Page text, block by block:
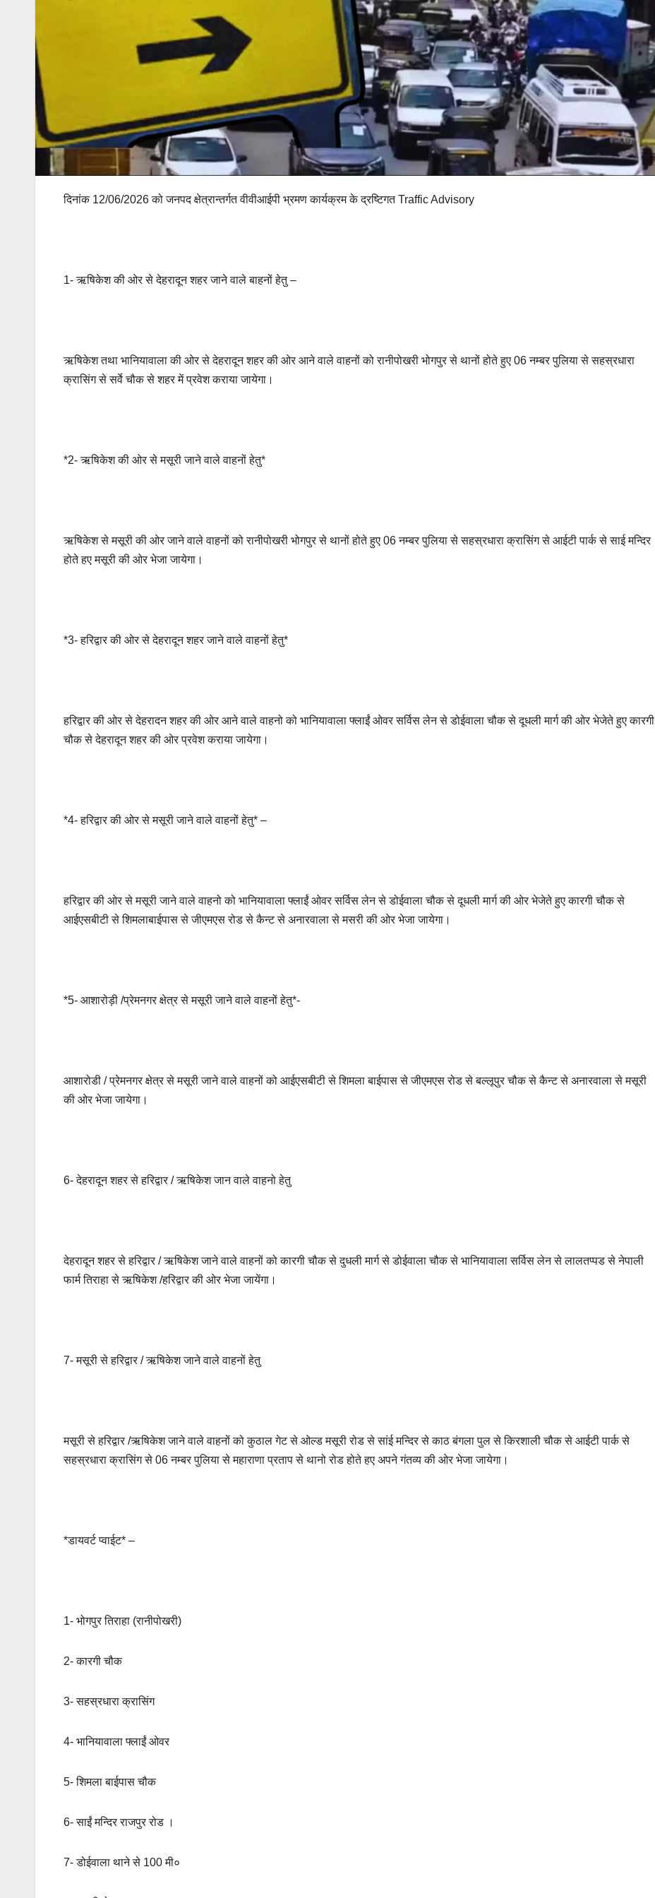
दिनांक 12/06/2026 को जनपद क्षेत्रान्तर्गत वीवीआईपी भ्रमण कार्यक्रम के द्रष्टिगत Traffic Advisory
1- ऋषिकेश की ओर से देहरादून शहर जाने वाले बाहनों हेतु –
ऋषिकेश तथा भानियावाला की ओर से देहरादून शहर की ओर आने वाले वाहनों को रानीपोखरी भोगपुर से थानों होते हुए 06 नम्बर पुलिया से सहस्रधारा
क्रासिंग से सर्वे चौक से शहर में प्रवेश कराया जायेगा।
*2- ऋषिकेश की ओर से मसूरी जाने वाले वाहनों हेतु*
ऋषिकेश से मसूरी की ओर जाने वाले वाहनों को रानीपोखरी भोगपुर से थानों होते हुए 06 नम्बर पुलिया से सहस्रधारा क्रासिंग से आईटी पार्क से साई मन्दिर
होते हए मसूरी की ओर भेजा जायेगा।
*3- हरिद्वार की ओर से देहरादून शहर जाने वाले वाहनों हेतु*
हरिद्वार की ओर से देहरादन शहर की ओर आने वाले वाहनो को भानियावाला फ्लाईं ओवर सर्विस लेन से डोईवाला चौक से दूधली मार्ग की ओर भेजेते हुए कारगी
चौक से देहरादून शहर की ओर प्रवेश कराया जायेगा।
*4- हरिद्वार की ओर से मसूरी जाने वाले वाहनों हेतु* –
हरिद्वार की ओर से मसूरी जाने वाले वाहनो को भानियावाला फ्लाईं ओवर सर्विस लेन से डोईवाला चौक से दूधली मार्ग की ओर भेजेते हुए कारगी चौक से
आईएसबीटी से शिमलाबाईपास से जीएमएस रोड से कैन्ट से अनारवाला से मसरी की ओर भेजा जायेगा।
*5- आशारोड़ी /प्रेमनगर क्षेत्र से मसूरी जाने वाले वाहनों हेतु*-
आशारोडी / प्रेमनगर क्षेत्र से मसूरी जाने वाले वाहनों को आईएसबीटी से शिमला बाईपास से जीएमएस रोड से बल्लूपुर चौक से कैन्ट से अनारवाला से मसूरी
की ओर भेजा जायेगा।
6- देहरादून शहर से हरिद्वार / ऋषिकेश जान वाले वाहनो हेतु
देहरादून शहर से हरिद्वार / ऋषिकेश जाने वाले वाहनों को कारगी चौक से दुधली मार्ग से डोईवाला चौक से भानियावाला सर्विस लेन से लालतप्पड से नेपाली
फार्म तिराहा से ऋषिकेश /हरिद्वार की ओर भेजा जायेंगा।
7- मसूरी से हरिद्वार / ऋषिकेश जाने वाले वाहनों हेतु
मसूरी से हरिद्वार /ऋषिकेश जाने वाले वाहनों को कुठाल गेट से ओल्ड मसूरी रोड से सांई मन्दिर से काठ बंगला पुल से किरशाली चौक से आईटी पार्क से
सहस्रधारा क्रासिंग से 06 नम्बर पुलिया से महाराणा प्रताप से थानो रोड होते हए अपने गंतव्य की ओर भेजा जायेगा।
*डायवर्ट प्वाईट* –
1- भोगपुर तिराहा (रानीपोखरी)
2- कारगी चौक
3- सहस्रधारा क्रासिंग
4- भानियावाला फ्लाईं ओवर
5- शिमला बाईपास चौक
6- साईं मन्दिर राजपुर रोड ।
7- डोईवाला थाने से 100 मी०